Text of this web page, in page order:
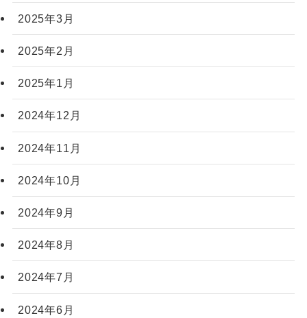
2025年3月
2025年2月
2025年1月
2024年12月
2024年11月
2024年10月
2024年9月
2024年8月
2024年7月
2024年6月